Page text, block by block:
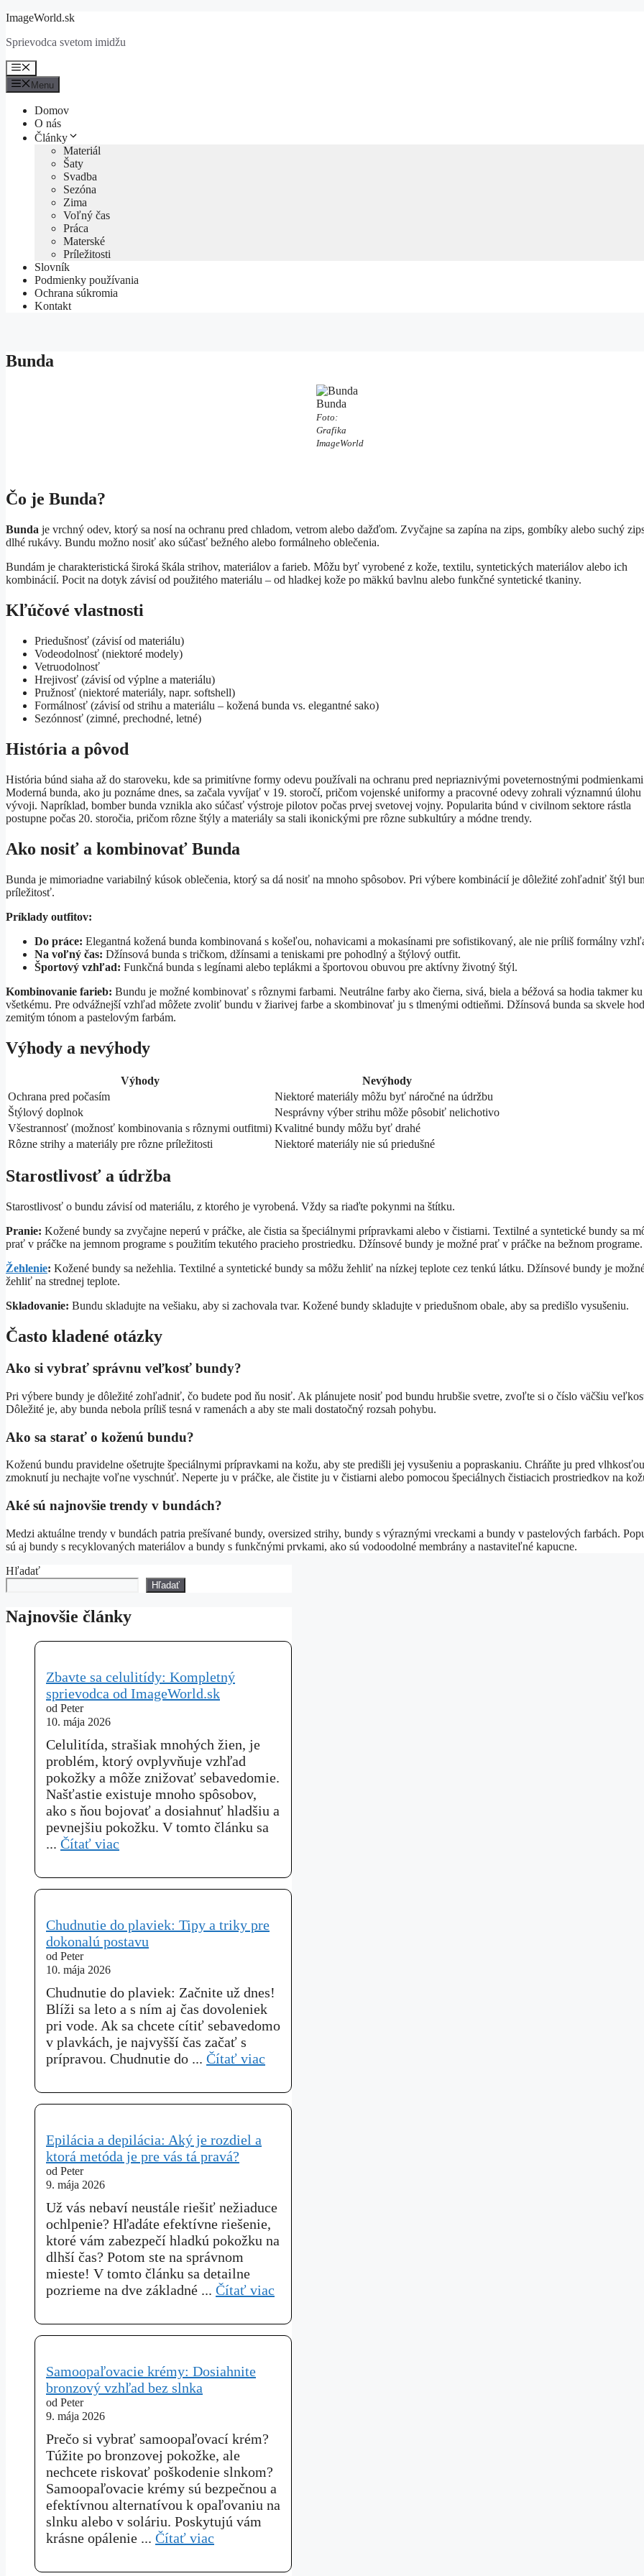
Preskočiť
obsah
ImageWorld.sk
Sprievodca svetom imidžu
Menu
Menu
Domov
O nás
Články
Materiál
Šaty
Svadba
Sezóna
Zima
Voľný čas
Práca
Materské
Príležitosti
Slovník
Podmienky používania
Ochrana súkromia
Kontakt
Bunda
Bunda
Foto:
Grafika
ImageWorld
Čo je Bunda?
Bunda je vrchný odev, ktorý sa nosí na ochranu pred chladom, vetrom alebo dažďom. Zvyčajne sa zapína na zips, gombíky alebo suchý
dlhé rukávy. Bundu možno nosiť ako súčasť bežného alebo formálneho oblečenia.
Bundám je charakteristická široká škála strihov, materiálov a farieb. Môžu byť vyrobené z kože, textilu, syntetických materiálov alebo ich
kombinácií. Pocit na dotyk závisí od použitého materiálu – od hladkej kože po mäkkú bavlnu alebo funkčné syntetické tkaniny.
Kľúčové vlastnosti
Priedušnosť (závisí od materiálu)
Vodeodolnosť (niektoré modely)
Vetruodolnosť
Hrejivosť (závisí od výplne a materiálu)
Pružnosť (niektoré materiály, napr. softshell)
Formálnosť (závisí od strihu a materiálu – kožená bunda vs. elegantné sako)
Sezónnosť (zimné, prechodné, letné)
História a pôvod
História búnd siaha až do staroveku, kde sa primitívne formy odevu používali na ochranu pred nepriaznivými poveternostnými
Moderná bunda, ako ju poznáme dnes, sa začala vyvíjať v 19. storočí, pričom vojenské uniformy a pracovné odevy zohrali významnú úlohu
vývoji. Napríklad, bomber bunda vznikla ako súčasť výstroje pilotov počas prvej svetovej vojny. Popularita búnd v civilnom sektore rástla
postupne počas 20. storočia, pričom rôzne štýly a materiály sa stali ikonickými pre rôzne subkultúry a módne trendy.
Ako nosiť a kombinovať Bunda
Bunda je mimoriadne variabilný kúsok oblečenia, ktorý sa dá nosiť na mnoho spôsobov. Pri výbere kombinácií je dôležité zohľadniť štýl
príležitosť.
Príklady outfitov:
Do práce: Elegantná kožená bunda kombinovaná s košeľou, nohavicami a mokasínami pre sofistikovaný, ale nie príliš formálny
Na voľný čas: Džínsová bunda s tričkom, džínsami a teniskami pre pohodlný a štýlový outfit.
Športový vzhľad: Funkčná bunda s legínami alebo teplákmi a športovou obuvou pre aktívny životný štýl.
Kombinovanie farieb: Bundu je možné kombinovať s rôznymi farbami. Neutrálne farby ako čierna, sivá, biela a béžová sa hodia takmer ku
všetkému. Pre odvážnejší vzhľad môžete zvoliť bundu v žiarivej farbe a skombinovať ju s tlmenými odtieňmi. Džínsová bunda sa skvele
zemitým tónom a pastelovým farbám.
Výhody a nevýhody
Výhody
Nevýhody
Ochrana pred počasím
Niektoré materiály môžu byť náročné na údržbu
Štýlový doplnok
Nesprávny výber strihu môže pôsobiť nelichotivo
Všestrannosť (možnosť kombinovania s rôznymi outfitmi) Kvalitné bundy môžu byť drahé
Rôzne strihy a materiály pre rôzne príležitosti
Niektoré materiály nie sú priedušné
Starostlivosť a údržba
Starostlivosť o bundu závisí od materiálu, z ktorého je vyrobená. Vždy sa riaďte pokynmi na štítku.
Pranie: Kožené bundy sa zvyčajne neperú v práčke, ale čistia sa špeciálnymi prípravkami alebo v čistiarni. Textilné a syntetické bundy sa
prať v práčke na jemnom programe s použitím tekutého pracieho prostriedku. Džínsové bundy je možné prať v práčke na bežnom programe.
Žehlenie: Kožené bundy sa nežehlia. Textilné a syntetické bundy sa môžu žehliť na nízkej teplote cez tenkú látku. Džínsové bundy je
žehliť na strednej teplote.
Skladovanie: Bundu skladujte na vešiaku, aby si zachovala tvar. Kožené bundy skladujte v priedušnom obale, aby sa predišlo vysušeniu.
Často kladené otázky
Ako si vybrať správnu veľkosť bundy?
Pri výbere bundy je dôležité zohľadniť, čo budete pod ňu nosiť. Ak plánujete nosiť pod bundu hrubšie svetre, zvoľte si o číslo väčšiu
Dôležité je, aby bunda nebola príliš tesná v ramenách a aby ste mali dostatočný rozsah pohybu.
Ako sa starať o koženú bundu?
Koženú bundu pravidelne ošetrujte špeciálnymi prípravkami na kožu, aby ste predišli jej vysušeniu a popraskaniu. Chráňte ju pred
zmoknutí ju nechajte voľne vyschnúť. Neperte ju v práčke, ale čistite ju v čistiarni alebo pomocou špeciálnych čistiacich prostriedkov na
Aké sú najnovšie trendy v bundách?
Medzi aktuálne trendy v bundách patria prešívané bundy, oversized strihy, bundy s výraznými vreckami a bundy v pastelových farbách.
sú aj bundy s recyklovaných materiálov a bundy s funkčnými prvkami, ako sú vodoodolné membrány a nastaviteľné kapucne.
Hľadať
Hľadať
Najnovšie články
Zbavte sa celulitídy: Kompletný
sprievodca od ImageWorld.sk
od Peter
10. mája 2026
Celulitída, strašiak mnohých žien, je
problém, ktorý ovplyvňuje vzhľad
pokožky a môže znižovať sebavedomie.
Našťastie existuje mnoho spôsobov,
ako s ňou bojovať a dosiahnuť hladšiu a
pevnejšiu pokožku. V tomto článku sa
... Čítať viac
Chudnutie do plaviek: Tipy a triky pre
dokonalú postavu
od Peter
10. mája 2026
Chudnutie do plaviek: Začnite už dnes!
Blíži sa leto a s ním aj čas dovoleniek
pri vode. Ak sa chcete cítiť sebavedomo
v plavkách, je najvyšší čas začať s
prípravou. Chudnutie do ... Čítať viac
Epilácia a depilácia: Aký je rozdiel a
ktorá metóda je pre vás tá pravá?
od Peter
9. mája 2026
Už vás nebaví neustále riešiť nežiaduce
ochlpenie? Hľadáte efektívne riešenie,
ktoré vám zabezpečí hladkú pokožku na
dlhší čas? Potom ste na správnom
mieste! V tomto článku sa detailne
pozrieme na dve základné ... Čítať viac
Samoopaľovacie krémy: Dosiahnite
bronzový vzhľad bez slnka
od Peter
9. mája 2026
Prečo si vybrať samoopaľovací krém?
Túžite po bronzovej pokožke, ale
nechcete riskovať poškodenie slnkom?
Samoopaľovacie krémy sú bezpečnou a
efektívnou alternatívou k opaľovaniu na
slnku alebo v soláriu. Poskytujú vám
krásne opálenie ... Čítať viac